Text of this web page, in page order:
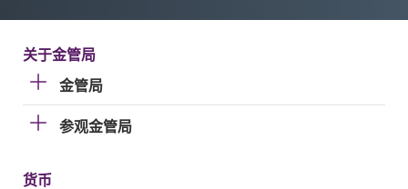
关于金管局
金管局
参观金管局
货币